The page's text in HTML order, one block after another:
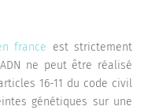
france est strictement
ne peut être réalisé
16-11 du code civil
génétiques sur une